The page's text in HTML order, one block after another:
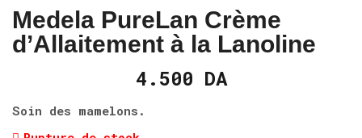
Medela PureLan Crème
d’Allaitement à la Lanoline
4.500 DA
Soin des mamelons.